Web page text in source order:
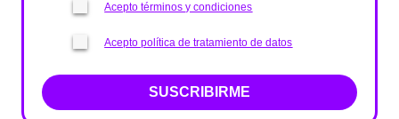
Acepto términos y condiciones
Acepto política de tratamiento de datos
SUSCRIBIRME